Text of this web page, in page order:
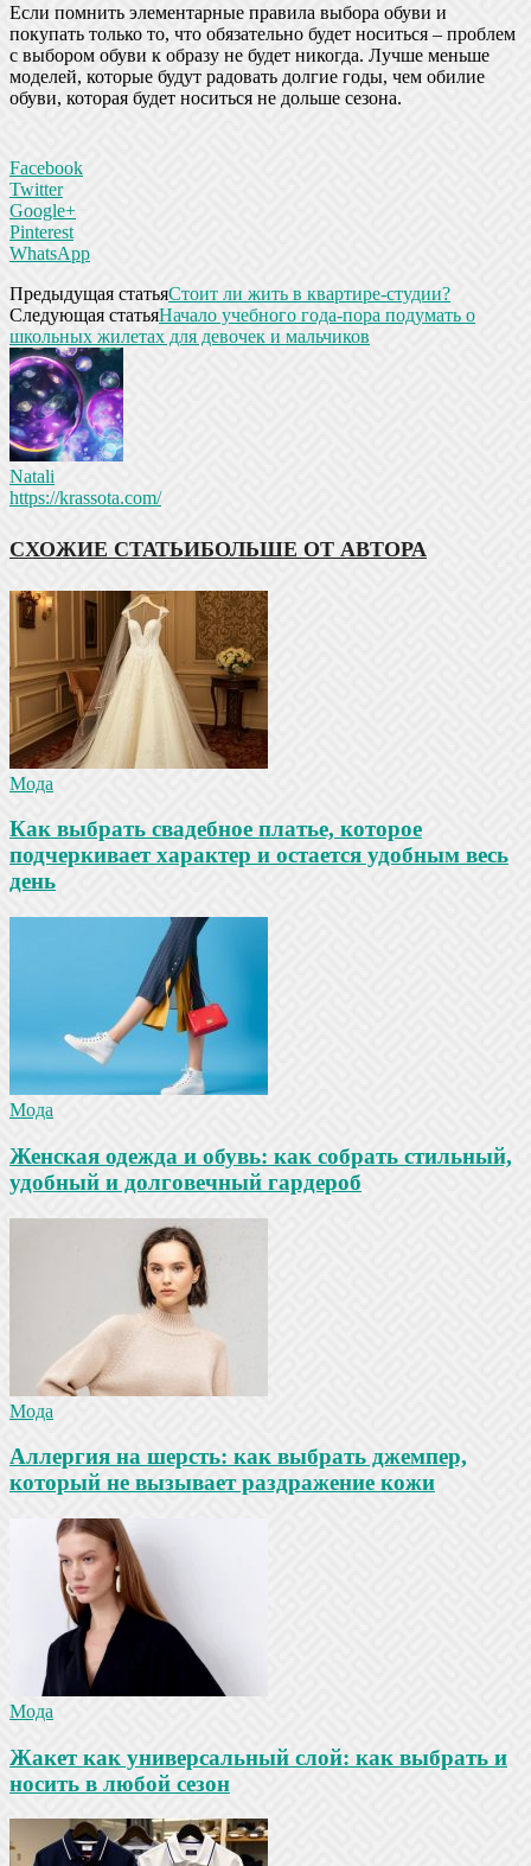
Если помнить элементарные правила выбора обуви и
покупать только то, что обязательно будет носиться – проблем
с выбором обуви к образу не будет никогда. Лучше меньше
моделей, которые будут радовать долгие годы, чем обилие
обуви, которая будет носиться не дольше сезона.
Facebook
Twitter
Google+
Pinterest
WhatsApp
Предыдущая статьяСтоит ли жить в квартире-студии?
Следующая статьяНачало учебного года-пора подумать о
школьных жилетах для девочек и мальчиков
Natali
https://krassota.com/
СХОЖИЕ СТАТЬИБОЛЬШЕ ОТ АВТОРА
Мода
Как выбрать свадебное платье, которое
подчеркивает характер и остается удобным весь
день
Мода
Женская одежда и обувь: как собрать стильный,
удобный и долговечный гардероб
Мода
Аллергия на шерсть: как выбрать джемпер,
который не вызывает раздражение кожи
Мода
Жакет как универсальный слой: как выбрать и
носить в любой сезон